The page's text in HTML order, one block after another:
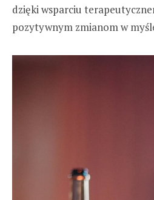
dzięki wsparciu
pozytywnym zmianom w